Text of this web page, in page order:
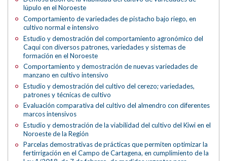
lúpulo en el Noroeste
Comportamiento de variedades de pistacho bajo riego, en
cultivo normal e intensivo
Estudio y demostración del comportamiento agronómico del
Caqui con diversos patrones, variedades y sistemas de
formación en el Noroeste
Comportamiento y demostración de nuevas variedades de
manzano en cultivo intensivo
Estudio y demostración del cultivo del cerezo; variedades,
patrones y técnicas de cultivo
Evaluación comparativa del cultivo del almendro con diferentes
marcos intensivos
Estudio y demostración de la viabilidad del cultivo del Kiwi en el
Noroeste de la Región
Parcelas demostrativas de prácticas que permiten optimizar la
fertirrigación en el Campo de Cartagena, en cumplimiento de la